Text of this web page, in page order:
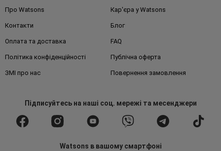
Про Watsons Кар'єра у Watsons
Контакти Блог
Оплата та доставка FAQ
Політика конфіденційності Публічна оферта
ЗМІ про нас Повернення замовлення
Підписуйтесьна наші соц. мережі та месенджери
Watsons в вашому смартфоні